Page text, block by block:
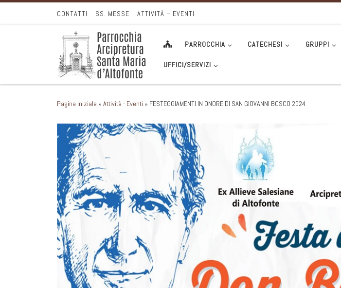
Passa al contenutoCONTATTI SS. MESSE ATTIVITÀ – EVENTI
PARROCCHIA CATECHESI GRUPPI
UFFICI/SERVIZI
Pagina iniziale » Attività - Eventi » FESTEGGIAMENTI IN ONORE DI SAN GIOVANNI BOSCO 2024